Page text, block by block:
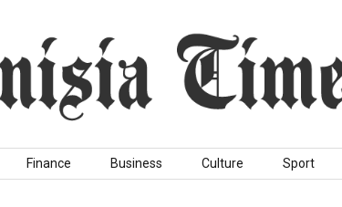
Finance Business Culture Sport